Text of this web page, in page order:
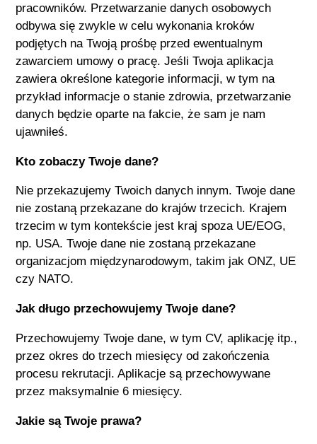
pracowników. Przetwarzanie danych osobowych
odbywa się zwykle w celu wykonania kroków
podjętych na Twoją prośbę przed ewentualnym
zawarciem umowy o pracę. Jeśli Twoja aplikacja
zawiera określone kategorie informacji, w tym na
przykład informacje o stanie zdrowia, przetwarzanie
danych będzie oparte na fakcie, że sam je nam
ujawniłeś.
Kto zobaczy Twoje dane?
Nie przekazujemy Twoich danych innym. Twoje dane
nie zostaną przekazane do krajów trzecich. Krajem
trzecim w tym kontekście jest kraj spoza UE/EOG,
np. USA. Twoje dane nie zostaną przekazane
organizacjom międzynarodowym, takim jak ONZ, UE
czy NATO.
Jak długo przechowujemy Twoje dane?
Przechowujemy Twoje dane, w tym CV, aplikację itp.,
przez okres do trzech miesięcy od zakończenia
procesu rekrutacji. Aplikacje są przechowywane
przez maksymalnie 6 miesięcy.
Jakie są Twoje prawa?